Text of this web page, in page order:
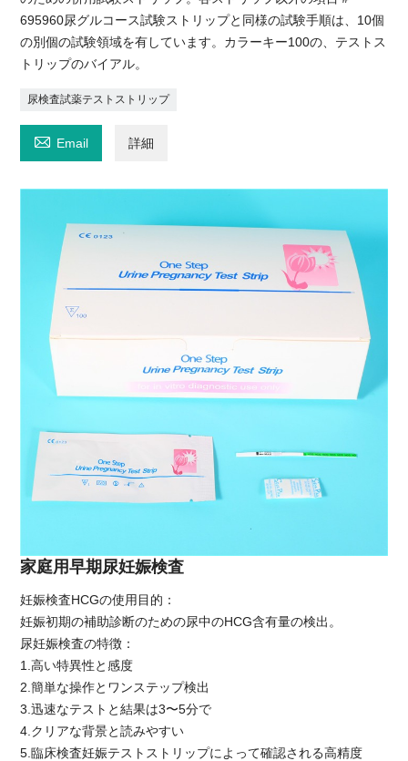
695960尿グルコース試験ストリップと同様の試験手順は、10個
の別個の試験領域を有しています。カラーキー100の、テストス
トリップのバイアル。
尿検査試薬テストストリップ
 Email 詳細
家庭用早期尿妊娠検査
妊娠検査HCGの使用目的：
妊娠初期の補助診断のための尿中のHCG含有量の検出。
尿妊娠検査の特徴：
1.高い特異性と感度
2.簡単な操作とワンステップ検出
3.迅速なテストと結果は3〜5分で
4.クリアな背景と読みやすい
5.臨床検査妊娠テストストリップによって確認される高精度